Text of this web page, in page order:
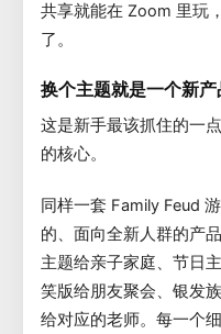
共享就能在 Zoom 里玩
了。
换个主题就是一个新
这是新手最该抓住的一
的核心。
同样一套 Family Feud
的、面向全新人群的产
主题给亲子家庭、节日
笑版给朋友聚会、银发
给对应的老师。每一个